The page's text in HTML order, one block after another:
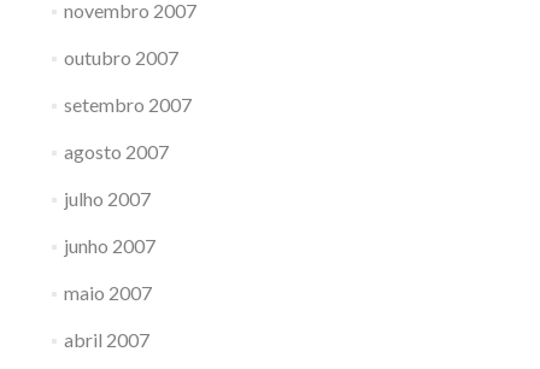
novembro 2007
outubro 2007
setembro 2007
agosto 2007
julho 2007
junho 2007
maio 2007
abril 2007